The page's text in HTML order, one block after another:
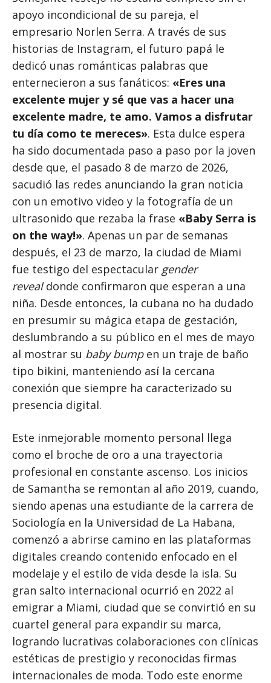
apoyo incondicional de su pareja, el
empresario Norlen Serra. A través de sus
historias de Instagram, el futuro papá le
dedicó unas románticas palabras que
enternecieron a sus fanáticos: «Eres una
excelente mujer y sé que vas a hacer una
excelente madre, te amo. Vamos a disfrutar
tu día como te mereces». Esta dulce espera
ha sido documentada paso a paso por la joven
desde que, el pasado 8 de marzo de 2026,
sacudió las redes anunciando la gran noticia
con un emotivo video y la fotografía de un
ultrasonido que rezaba la frase «Baby Serra is
on the way!». Apenas un par de semanas
después, el 23 de marzo, la ciudad de Miami
fue testigo del espectacular gender
revealdonde confirmaron que esperan a una
niña. Desde entonces, la cubana no ha dudado
en presumir su mágica etapa de gestación,
deslumbrando a su público en el mes de mayo
al mostrar su baby bumpen un traje de baño
tipo bikini, manteniendo así la cercana
conexión que siempre ha caracterizado su
presencia digital.
Este inmejorable momento personal llega
como el broche de oro a una trayectoria
profesional en constante ascenso. Los inicios
de Samantha se remontan al año 2019, cuando,
siendo apenas una estudiante de la carrera de
Sociología en la Universidad de La Habana,
comenzó a abrirse camino en las plataformas
digitales creando contenido enfocado en el
modelaje y el estilo de vida desde la isla. Su
gran salto internacional ocurrió en 2022 al
emigrar a Miami, ciudad que se convirtió en su
cuartel general para expandir su marca,
logrando lucrativas colaboraciones con clínicas
estéticas de prestigio y reconocidas firmas
internacionales de moda. Todo este enorme